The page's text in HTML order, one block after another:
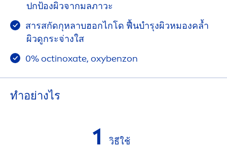
ปกป้องผิวจากมลภาวะ
สารสกัดกุหลาบฮอกไกโด ฟื้นบำรุงผิวหมองคล้ำ
ผิวดูกระจ่างใส
0% octinoxate, oxybenzon
ทําอย่างไร
1
วิธีใช้